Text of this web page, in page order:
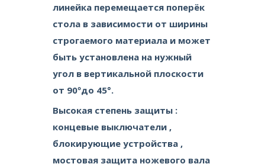
линейка перемещается поперёк
стола в зависимости от ширины
строгаемого материала и может
быть установлена на нужный
угол в вертикальной плоскости
от 90ºдо 45°.
Высокая степень защиты :
концевые выключатели ,
блокирующие устройства ,
мостовая защита ножевого вала